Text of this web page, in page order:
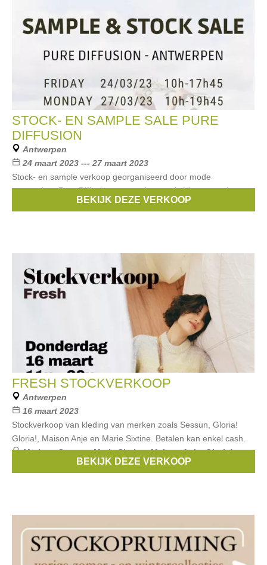
STOCK- EN SAMPLE SALE PURE
DIFFUSION
Antwerpen
24 maart 2023 --- 27 maart 2023
Stock- en sample verkoop georganiseerd door mode
agentschap Pure Diffusion van merken zoals Hipanema, Levete
Room, Livthelabel, Livthelabel Shoes, Moliin, Wild en meer.
BEKIJK DEZE VERKOOP
FRESH STOCKVERKOOP
Antwerpen
16 maart 2023
Stockverkoop van kleding van merken zoals Sessun, Gloria!
Gloria!, Maison Anje en Marie Sixtine. Betalen kan enkel cash.
Merken:Sessun,Marie Sixtine,Maison Anje,Gloria!
BEKIJK DEZE VERKOOP